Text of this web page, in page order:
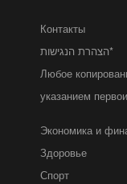
Контакты
הצהרת הנגישות*
Любое
указанием
Экономика и
Здоровье
Спорт